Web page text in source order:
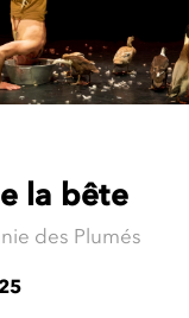
la bête
des Plumés